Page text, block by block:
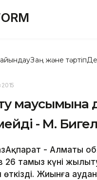
Заң және тәртіп
маусымына
- М.
- Алматы
26 тамыз күні
Жиынға